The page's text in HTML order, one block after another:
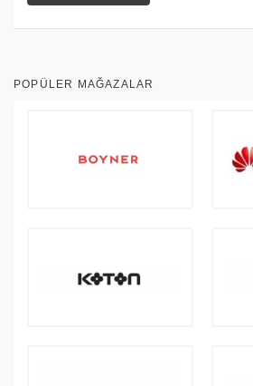
POPÜLER MAĞAZALAR